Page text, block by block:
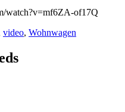
watch?v=mf6ZA-of17Q
video, Wohnwagen